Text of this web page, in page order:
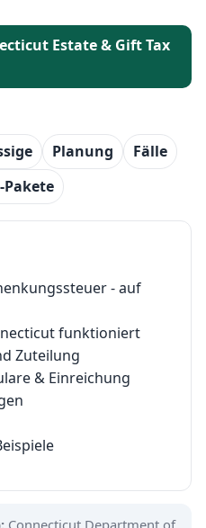
Estate & Gift Tax
Planung
Fälle
Pakete
- auf
funktioniert
Zuteilung
& Einreichung